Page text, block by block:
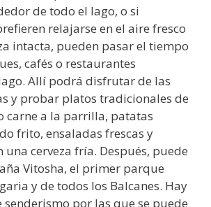
de todo el lago, o si
relajarse en el aire fresco
intacta, pueden pasar el tiempo
cafés o restaurantes
Allí podrá disfrutar de las
y probar platos tradicionales de
carne a la parrilla, patatas
frito, ensaladas frescas y
una cerveza fría. Después, puede
Vitosha, el primer parque
y de todos los Balcanes. Hay
por las que se puede